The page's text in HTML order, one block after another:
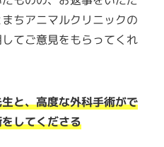
ちアニマルクリニックの
てご意見をもらってくれ
と、高度な外科手術がで
してくださる